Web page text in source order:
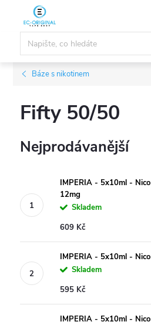
obsah
Báze s nikotinem
Fifty 50/50
Nejprodávanější
IMPERIA - 5x10ml -
12mg
Skladem
609 Kč
IMPERIA - 5x10ml -
Skladem
595 Kč
IMPERIA - 5x10ml -